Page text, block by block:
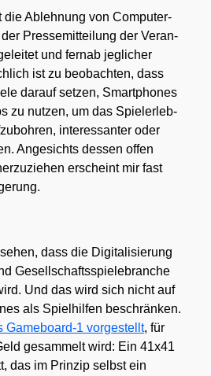
die Ableh­nung von Com­pu­ter­
Pres­se­mit­tei­lung der Ver­an­
und fern­ab jeg­li­cher
ist zu beob­ach­ten, dass
dar­auf set­zen, Smart­phones
zu nut­zen, um das Spiel­erleb­
inter­es­san­ter oder
Ange­sichts des­sen offen
erscheint mir fast
dass die Digi­ta­li­sie­rung
Gesell­schafts­spie­le­bran­che
Und das wird sich nicht auf
als Spiel­hil­fen beschrän­ken.
Gameboard‑1 vor­ge­stellt, für
gesam­melt wird: Ein 41x41
das im Prin­zip selbst ein